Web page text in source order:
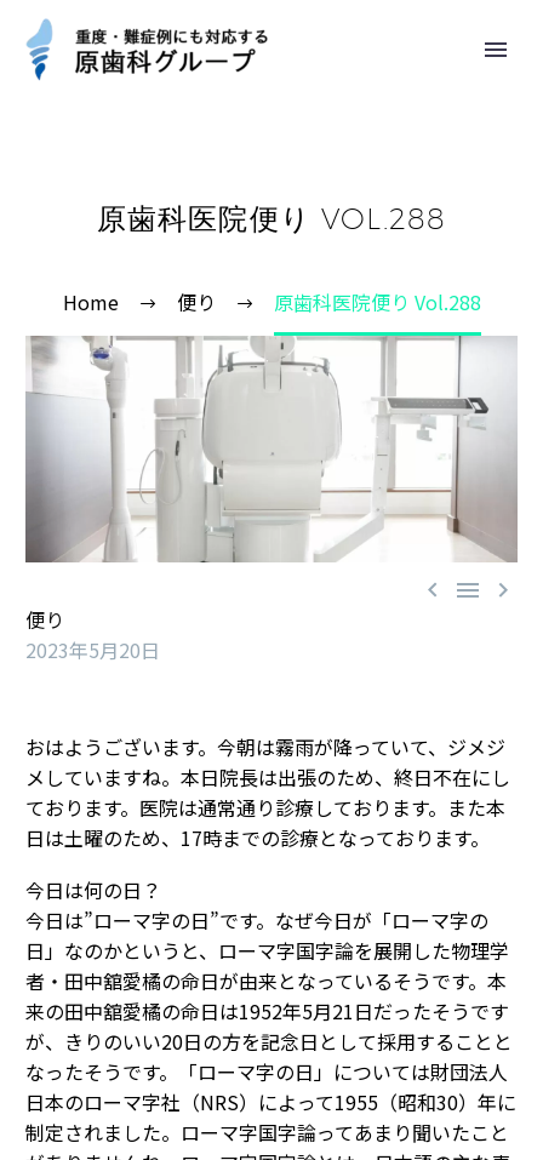
原歯科医院便り VOL.288
Home 便り 原歯科医院便り Vol.288
  
便り
2023年5月20日
おはようございます。今朝は霧雨が降っていて、ジメジ
メしていますね。本日院長は出張のため、終日不在にし
ております。医院は通常通り診療しております。また本
日は土曜のため、17時までの診療となっております。
今日は何の日？
今日は”ローマ字の日”です。なぜ今日が「ローマ字の
日」なのかというと、ローマ字国字論を展開した物理学
者・田中舘愛橘の命日が由来となっているそうです。本
来の田中舘愛橘の命日は1952年5月21日だったそうです
が、きりのいい20日の方を記念日として採用することと
なったそうです。「ローマ字の日」については財団法人
日本のローマ字社（NRS）によって1955（昭和30）年に
制定されました。ローマ字国字論ってあまり聞いたこと